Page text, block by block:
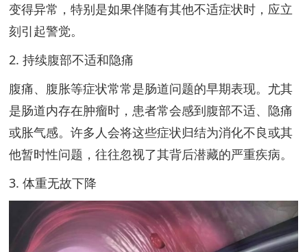
变得异常，特别是如果伴随有其他不适症状时，应立
刻引起警觉。
2. 持续腹部不适和隐痛
腹痛、腹胀等症状常常是肠道问题的早期表现。尤其
是肠道内存在肿瘤时，患者常会感到腹部不适、隐痛
或胀气感。许多人会将这些症状归结为消化不良或其
他暂时性问题，往往忽视了其背后潜藏的严重疾病。
3. 体重无故下降